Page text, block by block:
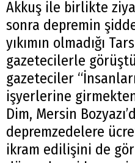
Akkuş ile birlikte
sonra depremin
yıkımın olmadığı
gazetecilerle
gazeteciler
işyerlerine
Dim, Mersin
depremzedelere
ikram edilişini de